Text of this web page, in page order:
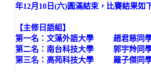
年12月10日(六)圓滿結束，比賽結果如
【主修日 語組】
第一名：文藻外語大學 趙君慈同
第二名：南台科技大學 郭宇羚同
第三名：高苑科技大學 羅子傑同